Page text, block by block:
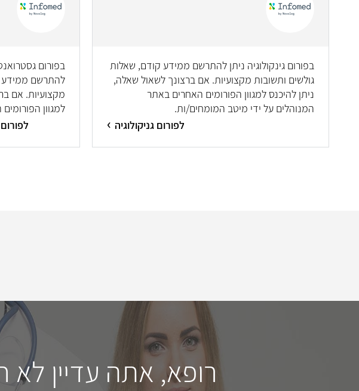
בפורום גינקולוגיה ניתן להתרשם ממידע קודם, שאלות
גולשים ותשובות מקצועיות. אם ברצונך לשאול שאלה,
ניתן להיכנס למגוון הפורומים האחרים באתר
המנוהלים על ידי מיטב המומחים/ות.
לפורום גניקולוגיה
בפורום
להתרשם ממידע
מקצועיות. אם
למגוון
מיטב המומחים/
רופא, אתה עדיין